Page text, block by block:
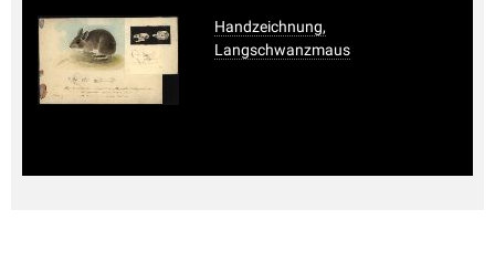
Handzeichnung,
Langschwanzmaus